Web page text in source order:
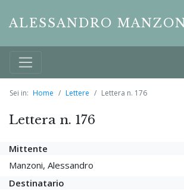
ALESSANDRO
Sei in: Home Lettere Lettera n. 176
Lettera n. 176
Mittente
Manzoni, Alessandro
Destinatario